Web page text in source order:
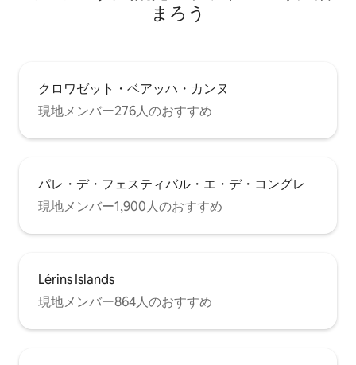
まろう
クロワゼット・ベアッハ・カンヌ
現地メンバー276人のおすすめ
パレ・デ・フェスティバル・エ・デ・コングレ
現地メンバー1,900人のおすすめ
Lérins Islands
現地メンバー864人のおすすめ